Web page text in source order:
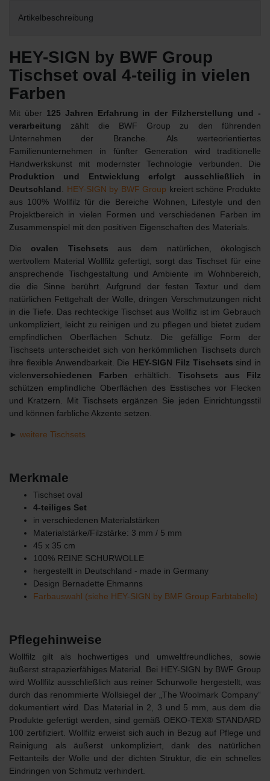
Artikelbeschreibung
HEY-SIGN by BWF Group
Tischset oval 4-teilig in vielen
Farben
Mit über 125 Jahren Erfahrung in der Filzherstellung und -
verarbeitung zählt die BWF Group zu den führenden
Unternehmen der Branche. Als werteorientiertes
Familienunternehmen in fünfter Generation wird traditionelle
Handwerkskunst mit modernster Technologie verbunden. Die
Produktion und Entwicklung erfolgt ausschließlich in
Deutschland. HEY-SIGN by BWF Group kreiert schöne Produkte
aus 100% Wollfilz für die Bereiche Wohnen, Lifestyle und den
Projektbereich in vielen Formen und verschiedenen Farben im
Zusammenspiel mit den positiven Eigenschaften des Materials.
Die ovalen Tischsets aus dem natürlichen, ökologisch
wertvollem Material Wollfilz gefertigt, sorgt das Tischset für eine
ansprechende Tischgestaltung und Ambiente im Wohnbereich,
die die Sinne berührt. Aufgrund der festen Textur und dem
natürlichen Fettgehalt der Wolle, dringen Verschmutzungen nicht
in die Tiefe. Das rechteckige Tischset aus Wollfiz ist im Gebrauch
unkompliziert, leicht zu reinigen und zu pflegen und bietet zudem
empfindlichen Oberflächen Schutz. Die gefällige Form der
Tischsets unterscheidet sich von herkömmlichen Tischsets durch
ihre flexible Anwendbarkeit. Die HEY-SIGN Filz Tischsets sind in
vielenverschiedenen Farben erhältlich. Tischsets aus Filz
schützen empfindliche Oberflächen des Esstisches vor Flecken
und Kratzern. Mit Tischsets ergänzen Sie jeden Einrichtungsstil
und können farbliche Akzente setzen.
► weitere Tischsets
Merkmale
Tischset oval
4-teiliges Set
in verschiedenen Materialstärken
Materialstärke/Filzstärke: 3 mm / 5 mm
45 x 35 cm
100% REINE SCHURWOLLE
hergestellt in Deutschland - made in Germany
Design Bernadette Ehmanns
Farbauswahl (siehe HEY-SIGN by BMF Group Farbtabelle)
Pflegehinweise
Wollfilz gilt als hochwertiges und umweltfreundliches, sowie
äußerst strapazierfähiges Material. Bei HEY-SIGN by BWF Group
wird Wollfilz ausschließlich aus reiner Schurwolle hergestellt, was
durch das renommierte Wollsiegel der „The Woolmark Company“
dokumentiert wird. Das Material in 2, 3 und 5 mm, aus dem die
Produkte gefertigt werden, sind gemäß OEKO-TEX® STANDARD
100 zertifiziert. Wollfilz erweist sich auch in Bezug auf Pflege und
Reinigung als äußerst unkompliziert, dank des natürlichen
Fettanteils der Wolle und der dichten Struktur, die ein schnelles
Eindringen von Schmutz verhindert.